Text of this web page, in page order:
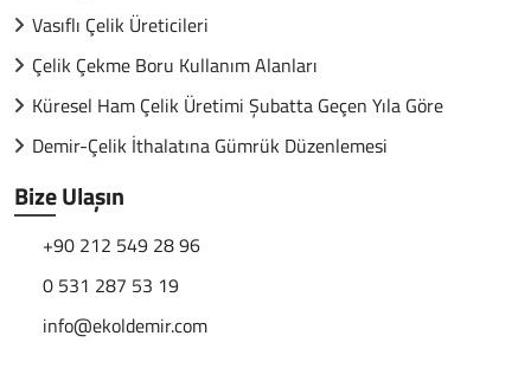
Vasıflı Çelik Üreticileri
Çelik Çekme Boru Kullanım Alanları
Küresel Ham Çelik Üretimi Şubatta Geçen Yıla Göre
Demir-Çelik İthalatına Gümrük Düzenlemesi
Bize Ulaşın
+90 212 549 28 96
0 531 287 53 19
info@ekoldemir.com